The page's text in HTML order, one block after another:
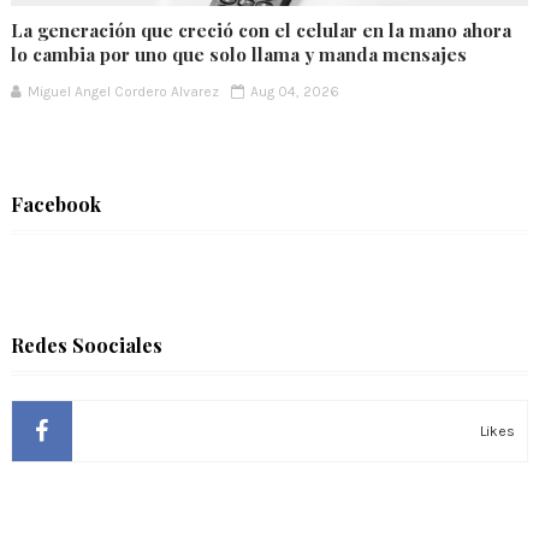
La generación que creció con el celular en la mano ahora
lo cambia por uno que solo llama y manda mensajes
Miguel Angel Cordero Alvarez Aug 04, 2026
Facebook
Redes Soociales
Likes